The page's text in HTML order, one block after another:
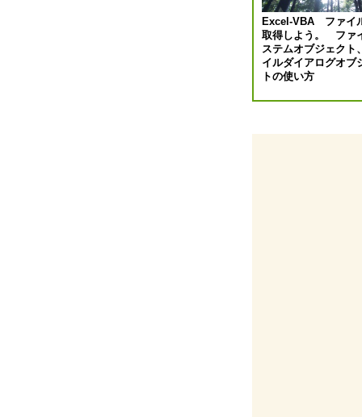
ー
シ
ョ
Excel-VBA ファイ
取得しよう。 ファ
ステムオブジェクト
イルダイアログオブ
トの使い方